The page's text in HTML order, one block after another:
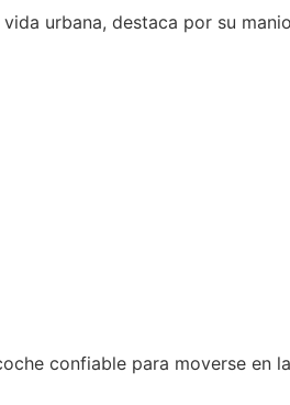
urbana, destaca por su
confiable para moverse en